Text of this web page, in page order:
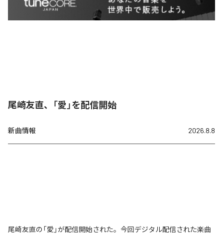
尾崎友直、「愛」を配信開始
新曲情報 2026.8.8
尾崎友直の「愛」が配信開始された。今回デジタル配信された楽曲